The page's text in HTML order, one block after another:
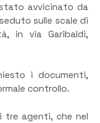
avvicinato da
sulle scale di
in via Garibaldi,
i documenti,
controllo.
tre agenti, che nel